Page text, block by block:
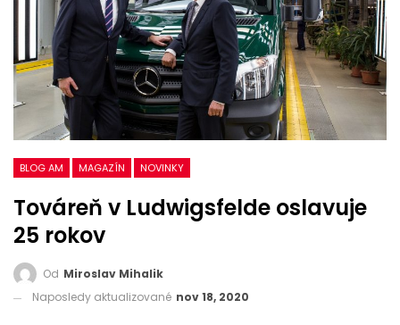
BLOG AM MAGAZÍN NOVINKY
Továreň v Ludwigsfelde oslavuje
25 rokov
Od Miroslav Mihalik
Naposledy aktualizované nov 18, 2020